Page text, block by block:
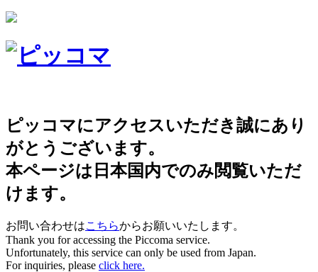
ピッコマにアクセスいただき誠にあり
がとうございます。
本ページは日本国内でのみ閲覧いただ
けます。
お問い合わせはこちらからお願いいたします。
Thank you for accessing the Piccoma service.
Unfortunately, this service can only be used from Japan.
For inquiries, please click here.